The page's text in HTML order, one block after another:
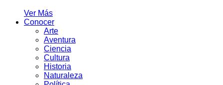
Ver Más
Conocer
Arte
Aventura
Ciencia
Cultura
Historia
Naturaleza